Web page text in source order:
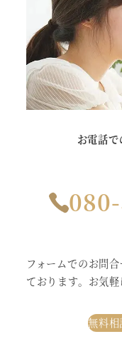
お電話
フォームでのお問
ております。お気軽
無料